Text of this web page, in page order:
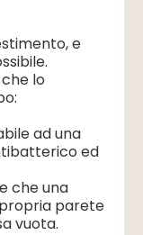
e
lo
ad una
ed
che una
parete
vuota.